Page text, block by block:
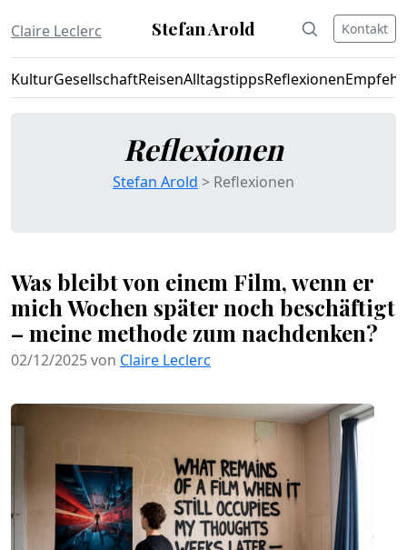
Claire Leclerc Stefan Arold Kontakt
KulturGesellschaftReisenAlltagstippsReflexionen
Reflexionen
Stefan Arold > Reflexionen
Was bleibt von einem Film, wenn er
mich Wochen später noch beschäftigt
– meine methode zum nachdenken?
02/12/2025 von Claire Leclerc